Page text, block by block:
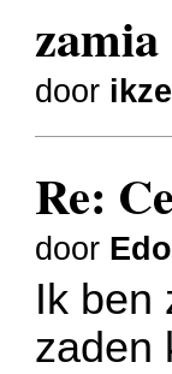
zamia
door
Re:
door
Ik ben
zaden